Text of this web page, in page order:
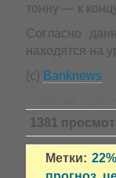
тонну — к
Согласно
находятся на
(c) Banknews
1381
Метки:22%